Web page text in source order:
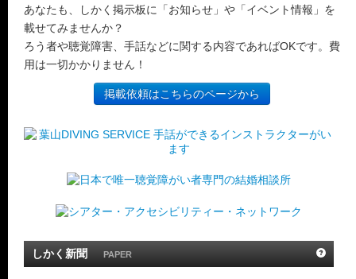
あなたも、しかく掲示板に「お知らせ」や「イベント情報」を
載せてみませんか？
ろう者や聴覚障害、手話などに関する内容であればOKです。費
用は一切かかりません！
掲載依頼はこちらのページから
しかく新聞 PAPER